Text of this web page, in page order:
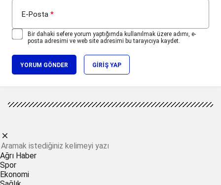
E-Posta *
Bir dahaki sefere yorum yaptığımda kullanılmak üzere adımı, e-
posta adresimi ve web site adresimi bu tarayıcıya kaydet.
YORUM GÖNDER GIRIŞ YAP
Ağrı Haber
Spor
Ekonomi